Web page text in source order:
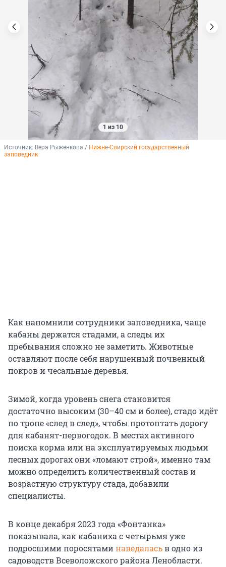
1 из 10
Источник: Вера Рыженкова / Нижне-Свирский государственный
заповедник
Как напомнили сотрудники заповедника, чаще
кабаны держатся стадами, а следы их
пребывания сложно не заметить. Животные
оставляют после себя нарушенный почвенный
покров и чесальные деревья.
Зимой, когда уровень снега становится
достаточно высоким (30–40 см и более), стадо идёт
по тропе «след в след», чтобы протоптать дорогу
для кабанят-первогодок. В местах активного
поиска корма или на эксплуатируемых людьми
лесных дорогах они «ломают строй», именно там
можно определить количественный состав и
возрастную структуру стада, добавили
специалисты.
В конце декабря 2023 года «Фонтанка»
показывала, как кабаниха с четырьмя уже
подросшими поросятаминаведаласьв одно из
садоводств Всеволожского района Ленобласти.